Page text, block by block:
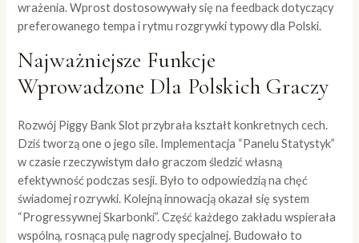
wrażenia. Wprost dostosowywały się na feedback dotyczący
preferowanego tempa i rytmu rozgrywki typowy dla Polski.
Najważniejsze Funkcje
Wprowadzone Dla Polskich Graczy
Rozwój Piggy Bank Slot przybrała kształt konkretnych cech.
Dziś tworzą one o jego sile. Implementacja “Panelu Statystyk”
w czasie rzeczywistym dało graczom śledzić własną
efektywność podczas sesji. Było to odpowiedzią na chęć
świadomej rozrywki. Kolejną innowacją okazał się system
“Progressywnej Skarbonki”. Część każdego zakładu wspierała
wspólną, rosnącą pulę nagrody specjalnej. Budowało to